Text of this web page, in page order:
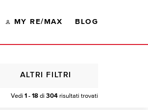
MY RE/MAX BLOG
Vedi 1 - 18 di 304 risultati trovati
ALTRI FILTRI